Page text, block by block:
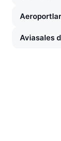
Aeroportlar
Aviasales